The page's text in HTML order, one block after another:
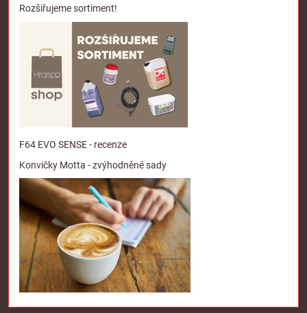
Rozšiřujeme sortiment!
F64 EVO SENSE - recenze
Konvičky Motta - zvýhodněné sady